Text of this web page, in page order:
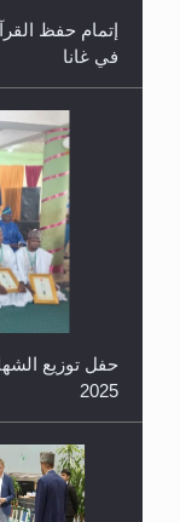
إتمام حفظ
في غانا
حفل توزيع
2025